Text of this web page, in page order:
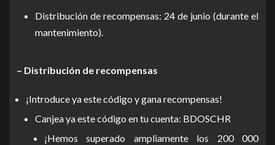
Distribución de recompensas: 24 de junio (durante el
mantenimiento).
– Distribución de recompensas
¡Introduce ya este código y gana recompensas!
Canjea ya este código en tu cuenta: BDOSCHR
¡Hemos superado ampliamente los 200 000